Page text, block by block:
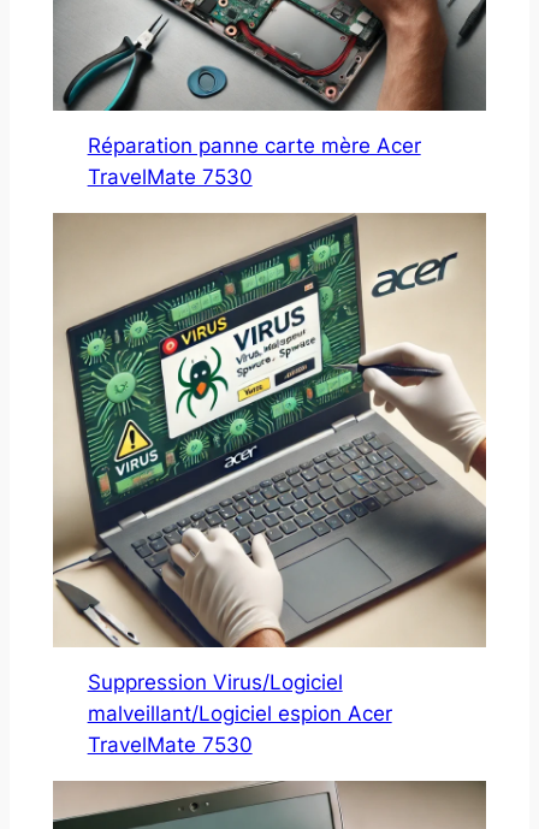
Réparation panne carte mère Acer
TravelMate 7530
Suppression Virus/Logiciel
malveillant/Logiciel espion Acer
TravelMate 7530